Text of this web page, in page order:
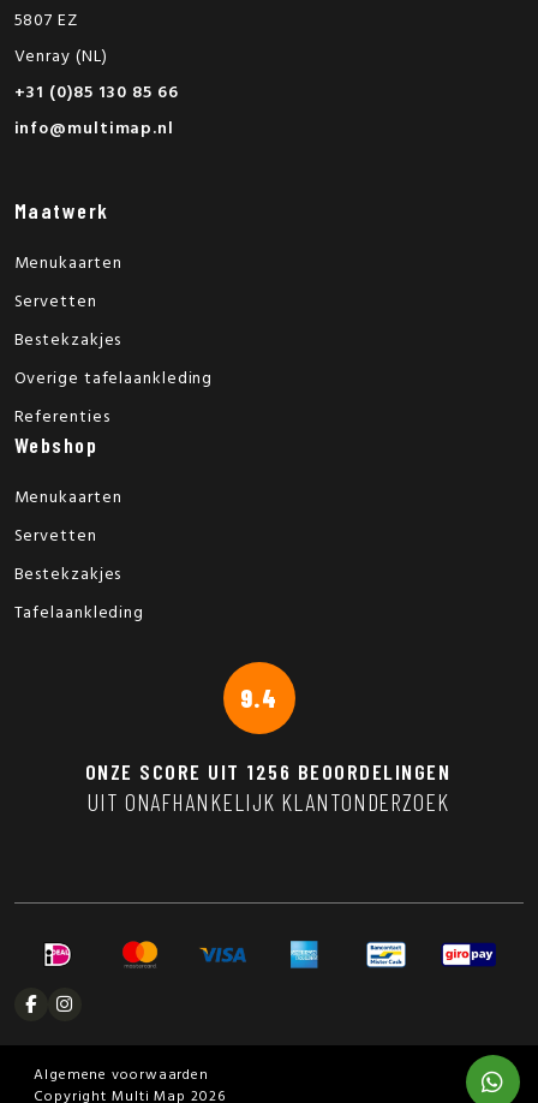
5807 EZ
Venray (NL)
+31 (0)85 130 85 66
info@multimap.nl
Maatwerk
Menukaarten
Servetten
Bestekzakjes
Overige tafelaankleding
Referenties
Webshop
Menukaarten
Servetten
Bestekzakjes
Tafelaankleding
9.4
ONZE SCORE UIT 1256 BEOORDELINGEN
UIT ONAFHANKELIJK KLANTONDERZOEK
Algemene voorwaarden
Copyright Multi Map 2026